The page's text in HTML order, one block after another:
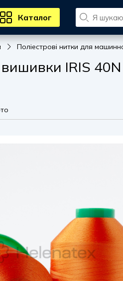
Каталог
Поліестрові нитки для
IRIS 40N